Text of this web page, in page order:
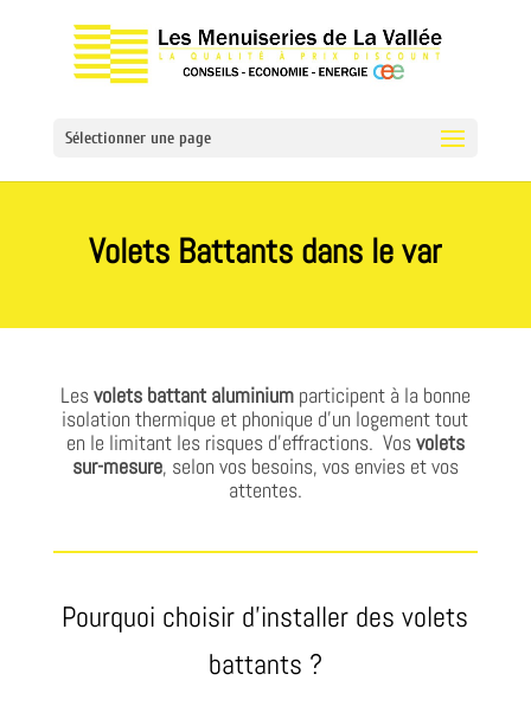
Sélectionner une page
Volets Battants dans le var
Lesvolets battant aluminiumparticipent à la bonne
isolation thermique et phonique d’un logement tout
en le limitant les risques d’effractions. Vosvolets
sur-mesure, selon vos besoins, vos envies et vos
attentes.
Pourquoi choisir d’installer des volets
battants ?